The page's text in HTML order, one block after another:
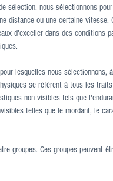
sélection, nous sélectionnons
distance ou une certaine vitesse.
d'exceller dans des conditions
lesquelles nous sélectionnons,
se réfèrent à tous les
non visibles tels que
telles que le mordant, le
groupes. Ces groupes peuvent